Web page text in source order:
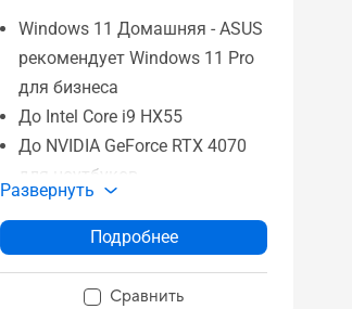
Windows 11 Домашняя - ASUS
рекомендует Windows 11 Pro
для бизнеса
До Intel Core i9 HX55
До NVIDIA GeForce RTX 4070
для ноутбуков
До 3,2K 120 Гц OLED-дисплей
До 64 ГБ памяти DDR5
Система охлаждения ASUS
Развернуть
Подробнее
Сравнить